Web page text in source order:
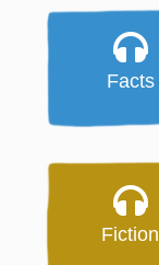
Facts
Fiction